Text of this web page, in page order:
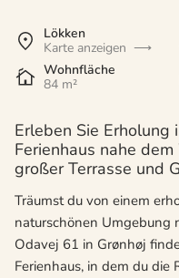
Lökken
Karte anzeigen
Wohnfläche
84 m²
Erleben Sie Erholung
Ferienhaus nahe
großer Terrasse und
Träumst du von einem
naturschönen Umgebung
Odavej 61 in Grønhøj
Ferienhaus, in dem du die